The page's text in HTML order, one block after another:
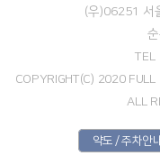
(우)06251 서
COPYRIGHT(C) 2020
ALL
약도 / 주차안